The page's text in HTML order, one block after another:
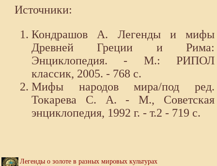
Источники:
Кондрашов А. Легенды и мифы
Древней Греции и Рима:
Энциклопедия. - М.: РИПОЛ
классик, 2005. - 768 с.
Мифы народов мира/под ред.
Токарева С. А. - М., Советская
энциклопедия, 1992 г. - т.2 - 719 с.
Легенды о золоте в разных мировых культурах